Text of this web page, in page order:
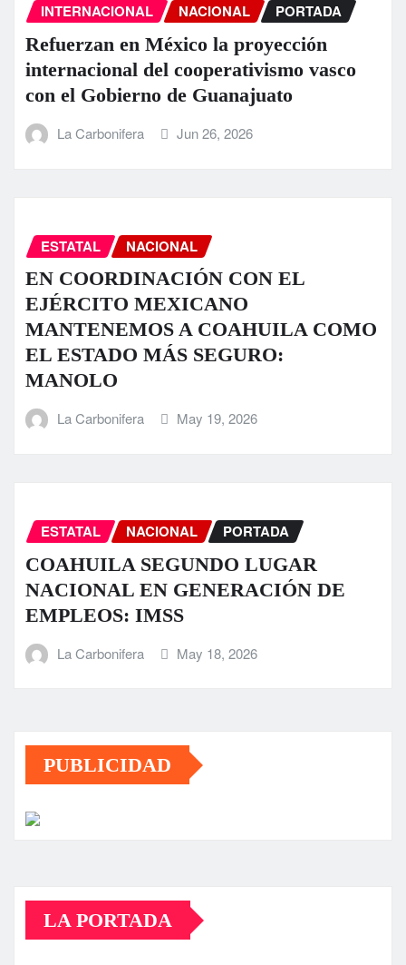
INTERNACIONAL NACIONAL PORTADA
Refuerzan en México la proyección
internacional del cooperativismo vasco
con el Gobierno de Guanajuato
La Carbonifera Jun 26, 2026
ESTATAL NACIONAL
EN COORDINACIÓN CON EL
EJÉRCITO MEXICANO
MANTENEMOS A COAHUILA COMO
EL ESTADO MÁS SEGURO:
MANOLO
La Carbonifera May 19, 2026
ESTATAL NACIONAL PORTADA
COAHUILA SEGUNDO LUGAR
NACIONAL EN GENERACIÓN DE
EMPLEOS: IMSS
La Carbonifera May 18, 2026
PUBLICIDAD
LA PORTADA